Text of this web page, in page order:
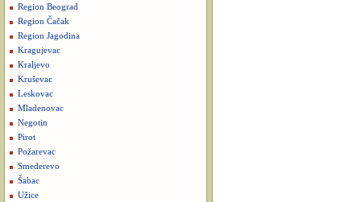
Region Beograd
Region Čačak
Region Jagodina
Kragujevac
Kraljevo
Kruševac
Leskovac
Mladenovac
Negotin
Pirot
Požarevac
Smederevo
Šabac
Užice